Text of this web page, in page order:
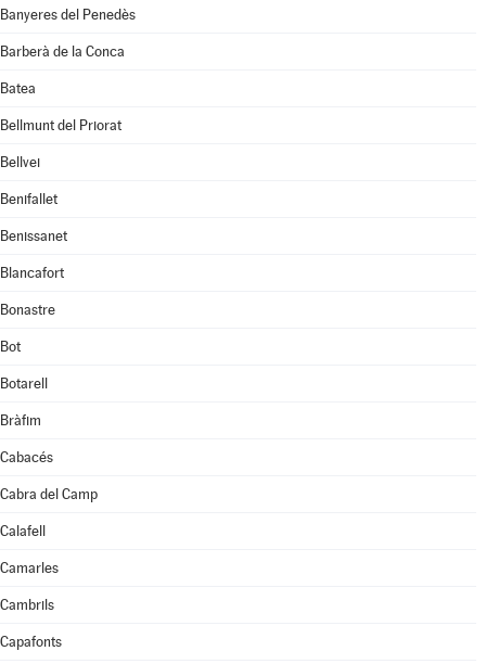
Banyeres del Penedès
Barberà de la Conca
Batea
Bellmunt del Priorat
Bellvei
Benifallet
Benissanet
Blancafort
Bonastre
Bot
Botarell
Bràfim
Cabacés
Cabra del Camp
Calafell
Camarles
Cambrils
Capafonts